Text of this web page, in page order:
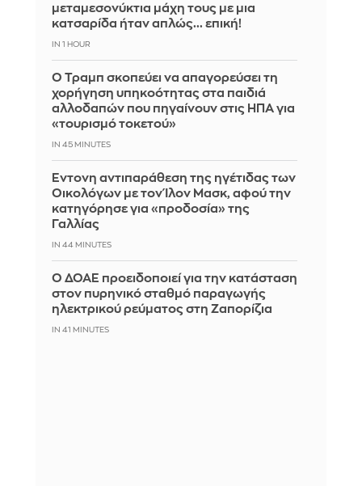
μεταμεσονύκτια μάχη τους με μια
κατσαρίδα ήταν απλώς... επική!
IN 1 HOUR
Ο Τραμπ σκοπεύει να απαγορεύσει τη
χορήγηση υπηκοότητας στα παιδιά
αλλοδαπών που πηγαίνουν στις ΗΠΑ για
«τουρισμό τοκετού»
IN 45 MINUTES
Έντονη αντιπαράθεση της ηγέτιδας των
Οικολόγων με τον Ίλον Μασκ, αφού την
κατηγόρησε για «προδοσία» της
Γαλλίας
IN 44 MINUTES
Ο ΔΟΑΕ προειδοποιεί για την κατάσταση
στον πυρηνικό σταθμό παραγωγής
ηλεκτρικού ρεύματος στη Ζαπορίζια
IN 41 MINUTES